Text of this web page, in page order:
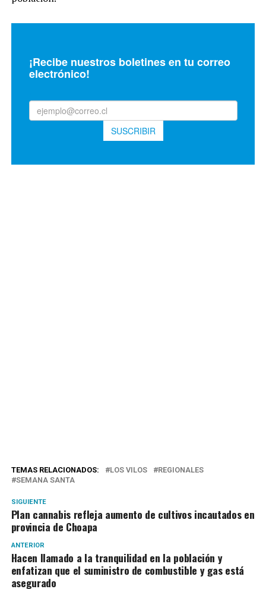
TEMAS RELACIONADOS: LOS VILOS
REGIONALES
SEMANA SANTA
SIGUIENTE
Plan cannabis refleja aumento de cultivos incautados en
provincia de Choapa
ANTERIOR
Hacen llamado a la tranquilidad en la población y
enfatizan que el suministro de combustible y gas está
asegurado